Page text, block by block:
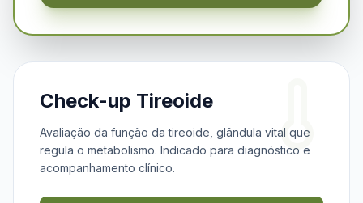
Check-up Tireoide
Avaliação da função da tireoide, glândula vital que
regula o metabolismo. Indicado para diagnóstico e
acompanhamento clínico.